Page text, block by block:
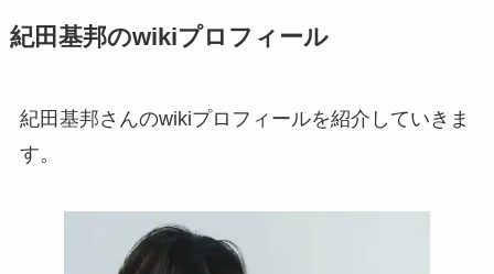
紀田基邦のwikiプロフィール
紀田基邦さんのwikiプロフィールを紹介していきま
す。